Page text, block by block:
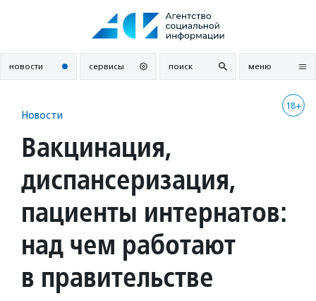
новости сервисы поиск меню
18+
Новости
Вакцинация,
диспансеризация,
пациенты интернатов:
над чем работают
в правительстве